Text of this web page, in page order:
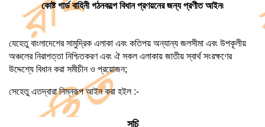
কোষ্ট গার্ড বাহিনী গঠনকল্পে বিধান প্রণয়নের জন্য প্রণীত আইন৷
যেহেতু বাংলাদেশের সামুদ্রিক এলাকা এবং কতিপয় অন্যান্য জলসীমা এবং উপকূলীয়
অঞ্চলের নিরাপত্তা নিশ্চিতকরণ এবং ঐ সকল এলাকায় জাতীয় স্বার্থ সংরক্ষণের
উদ্দেশ্যে বিধান করা সমীচীন ও প্রয়োজন;
সেহেতু এতদ্বারা নিম্নরূপ আইন করা হইল :-
সূচি